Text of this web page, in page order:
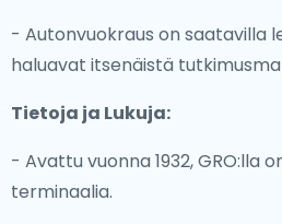
- Autonvuokraus on saatavilla
haluavat itsenäistä
Tietoja ja Lukuja:
- Avattu vuonna 1932, GRO:lla
terminaalia.